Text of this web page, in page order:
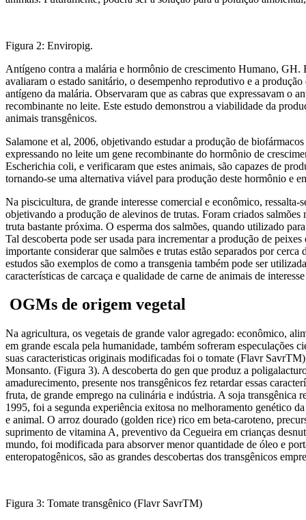
Figura 2: Enviropig.
Antígeno contra a malária e hormônio de crescimento Humano, GH.
avaliaram o estado sanitário, o desempenho reprodutivo e a
antígeno da malária. Observaram que as cabras que expressavam o
recombinante no leite. Este estudo demonstrou a viabilidade da
animais transgênicos.
Salamone et al, 2006, objetivando estudar a produção de
expressando no leite um gene recombinante do hormônio de
Escherichia coli, e verificaram que estes animais, são capazes de
tornando-se uma alternativa viável para produção deste hormônio e
Na piscicultura, de grande interesse comercial e econômico,
objetivando a produção de alevinos de trutas. Foram criados salmões
truta bastante próxima. O esperma dos salmões, quando utilizado
Tal descoberta pode ser usada para incrementar a produção de
importante considerar que salmões e trutas estão separados por
estudos são exemplos de como a transgenia também pode ser
características de carcaça e qualidade de carne de animais de
OGMs de origem vegetal
Na agricultura, os vegetais de grande valor agregado: econômico,
em grande escala pela humanidade, também sofreram
suas caracteristicas originais modificadas foi o tomate (Flavr
Monsanto. (Figura 3). A descoberta do gen que produz a
amadurecimento, presente nos transgênicos fez retardar essas
fruta, de grande emprego na culinária e indústria. A soja
1995, foi a segunda experiência exitosa no melhoramento genético
e animal. O arroz dourado (golden rice) rico em beta-caroteno,
suprimento de vitamina A, preventivo da Cegueira em crianças
mundo, foi modificada para absorver menor quantidade de óleo e
enteropatogênicos, são as grandes descobertas dos transgênicos
Figura 3: Tomate transgênico (Flavr SavrTM)